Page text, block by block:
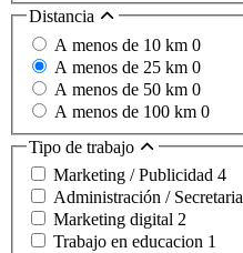
Distancia
A menos de 10 km 0
A menos de 25 km 0
A menos de 50 km 0
A menos de 100 km 0
Tipo de trabajo
Marketing / Publicidad 4
Administración / Secretaria
Marketing digital 2
Trabajo en educacion 1